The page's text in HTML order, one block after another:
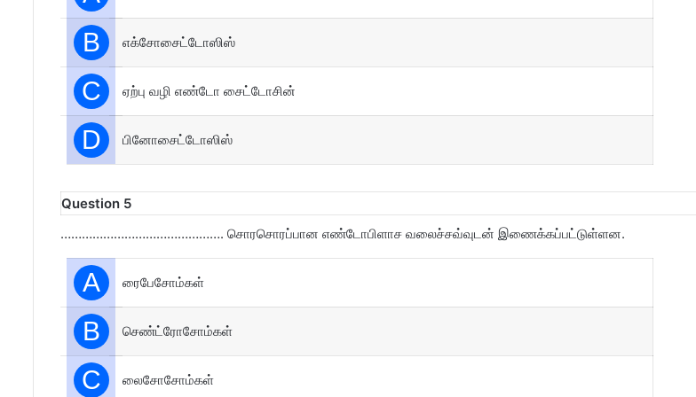
B எக்சோசைட்டோஸிஸ்
C ஏற்பு வழி எண்டோ சைட்டோசின்
D பினோசைட்டோஸிஸ்
Question 5
………………………………………. சொரசொரப்பான எண்டோபிளாச வலைச்சவ்வுடன் இணைக்கப்பட்டுள்ளன.
A ரைபேசோம்கள்
B செண்ட்ரோசோம்கள்
C லைசோசோம்கள்